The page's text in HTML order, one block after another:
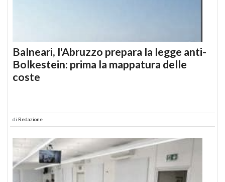
Balneari, l'Abruzzo prepara la legge anti-
Bolkestein: prima la mappatura delle
coste
di Redazione